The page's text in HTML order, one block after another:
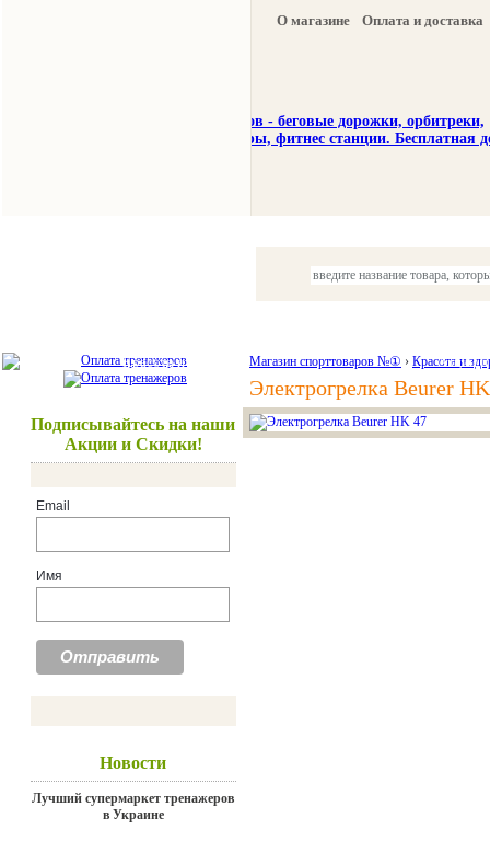
О магазине Оплата и доставка
Красота и здоровье Акции и
Подписывайтесь на наши
Акции и Скидки!
Email
Имя
Новости
Лучший супермаркет тренажеров
в Украине
Магазин спорттоваров №① › Красота и
Электрогрелка Beurer